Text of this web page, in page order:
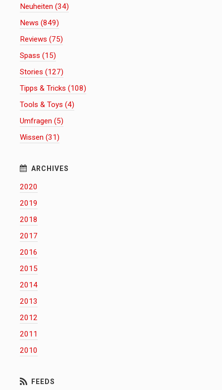
Neuheiten (34)
News (849)
Reviews (75)
Spass (15)
Stories (127)
Tipps & Tricks (108)
Tools & Toys (4)
Umfragen (5)
Wissen (31)
2020
2019
2018
2017
2016
2015
2014
2013
2012
2011
2010